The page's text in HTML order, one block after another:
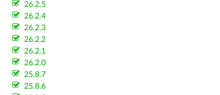
26.2.5
26.2.4
26.2.3
26.2.2
26.2.1
26.2.0
25.8.7
25.8.6